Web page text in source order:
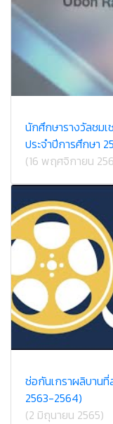
นักศึกษารางวัลชมเ
ประจำปีการศึกษา
(16 พฤศจิกายน
ช่อกันเกราผลิบาน
2563-2564)
(2 มิถุนายน 2565)